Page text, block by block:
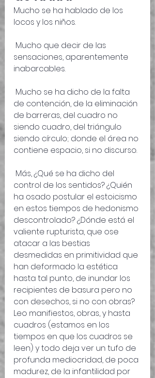
Mucho se ha hablado de los
locos y los niños.
sensaciones, aparentemente
inabarcables.
de contención, de la eliminación
de barreras, del cuadro no
siendo cuadro, del triángulo
siendo círculo; donde el área no
contiene espacio, si no discurso.
control de los sentidos? ¿Quién
ha osado postular el estoicismo
en estos tiempos de hedonismo
descontrolado? ¿Dónde está el
valiente rupturista, que ose
atacar a las bestias
desmedidas en primitividad que
han deformado la estética
hasta tal punto, de inundar los
recipientes de basura pero no
con desechos, si no con obras?
Leo manifiestos, obras, y hasta
cuadros (estamos en los
tiempos en que los cuadros se
leen) y todo deja ver un tufo de
profunda mediocridad, de poca
madurez, de la infantilidad por